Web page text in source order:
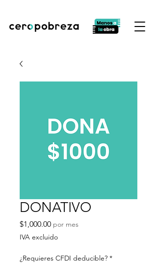
DONATIVO
$1,000.00Precio
por mes
IVA excluido
¿Requieres CFDI deducible? *